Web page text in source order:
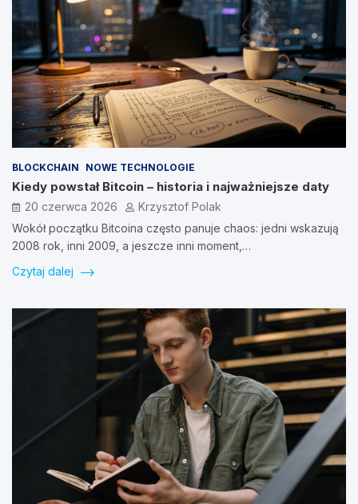
BLOCKCHAIN NOWE TECHNOLOGIE
Kiedy powstał Bitcoin – historia i najważniejsze daty
20 czerwca 2026
Krzysztof Polak
Wokół początku Bitcoina często panuje chaos: jedni wskazują
2008 rok, inni 2009, a jeszcze inni moment,…
Czytaj dalej